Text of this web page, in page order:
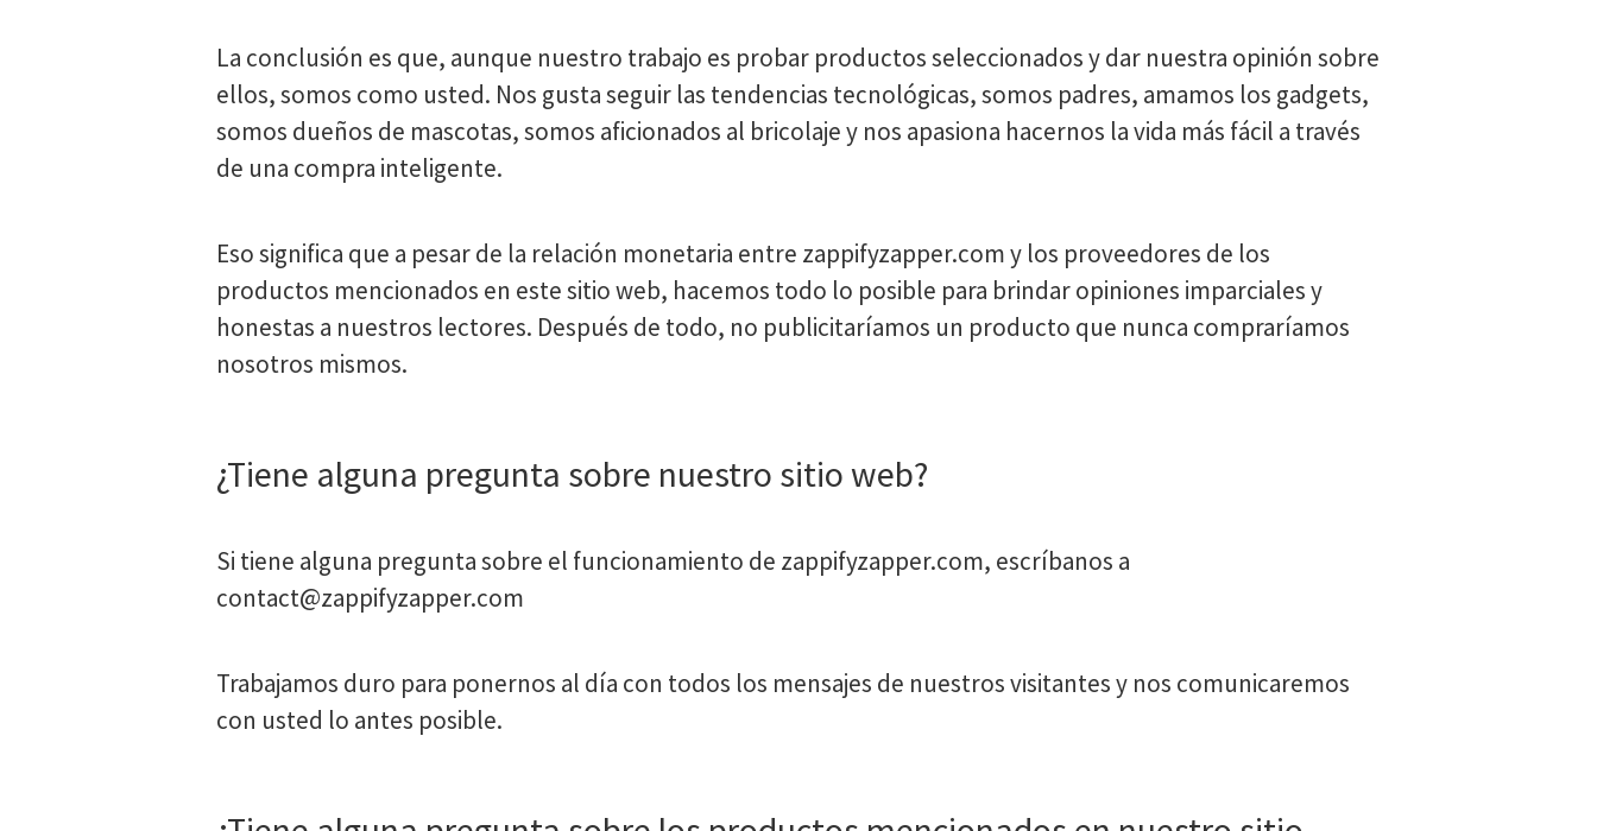
La conclusión es que, aunque nuestro trabajo es probar productos seleccionados y dar nuestra opinión sobre
ellos, somos como usted. Nos gusta seguir las tendencias tecnológicas, somos padres, amamos los gadgets,
somos dueños de mascotas, somos aficionados al bricolaje y nos apasiona hacernos la vida más fácil a través
de una compra inteligente.
Eso significa que a pesar de la relación monetaria entre zappifyzapper.com y los proveedores de los
productos mencionados en este sitio web, hacemos todo lo posible para brindar opiniones imparciales y
honestas a nuestros lectores. Después de todo, no publicitaríamos un producto que nunca compraríamos
nosotros mismos.
¿Tiene alguna pregunta sobre nuestro sitio web?
Si tiene alguna pregunta sobre el funcionamiento de zappifyzapper.com, escríbanos a
contact@zappifyzapper.com
Trabajamos duro para ponernos al día con todos los mensajes de nuestros visitantes y nos comunicaremos
con usted lo antes posible.